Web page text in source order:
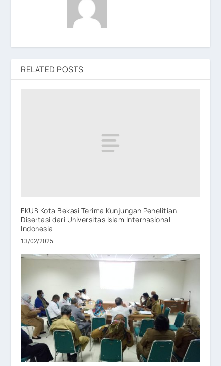
RELATED POSTS
FKUB Kota Bekasi Terima Kunjungan Penelitian
Disertasi dari Universitas Islam Internasional
Indonesia
13/02/2025